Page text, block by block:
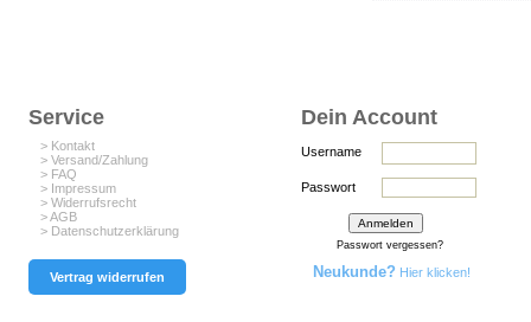
Service
> Kontakt
> Versand/Zahlung
> FAQ
> Impressum
> Widerrufsrecht
> AGB
> Datenschutzerklärung
Vertrag widerrufen
Dein Account
Username
Passwort
Passwort vergessen?
Neukunde? Hier klicken!